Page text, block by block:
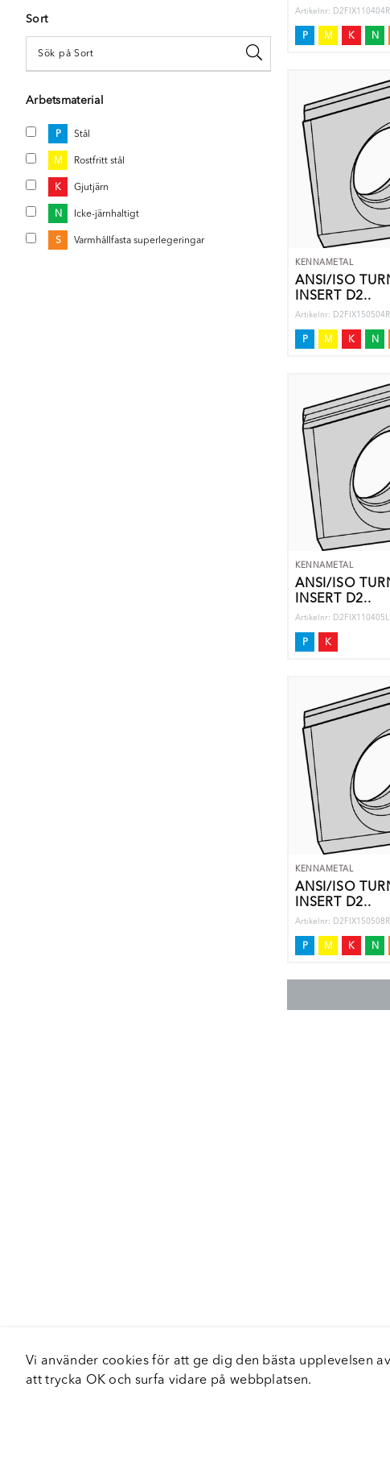
Sort
Arbetsmaterial
P Stål
M Rostfritt stål
K Gjutjärn
N Icke-järnhaltigt
S Varmhållfasta superlegeringar
Artikelnr:
P M K N
KENNAMETAL
ANSI/ISO
INSERT D2..
Artikelnr:
P M K N
KENNAMETAL
ANSI/ISO
INSERT D2..
Artikelnr:
P K
KENNAMETAL
ANSI/ISO
INSERT D2..
Artikelnr:
P M K N
Vi använder cookies för att ge dig den bästa upplevelsen
att trycka OK och surfa vidare på webbplatsen.